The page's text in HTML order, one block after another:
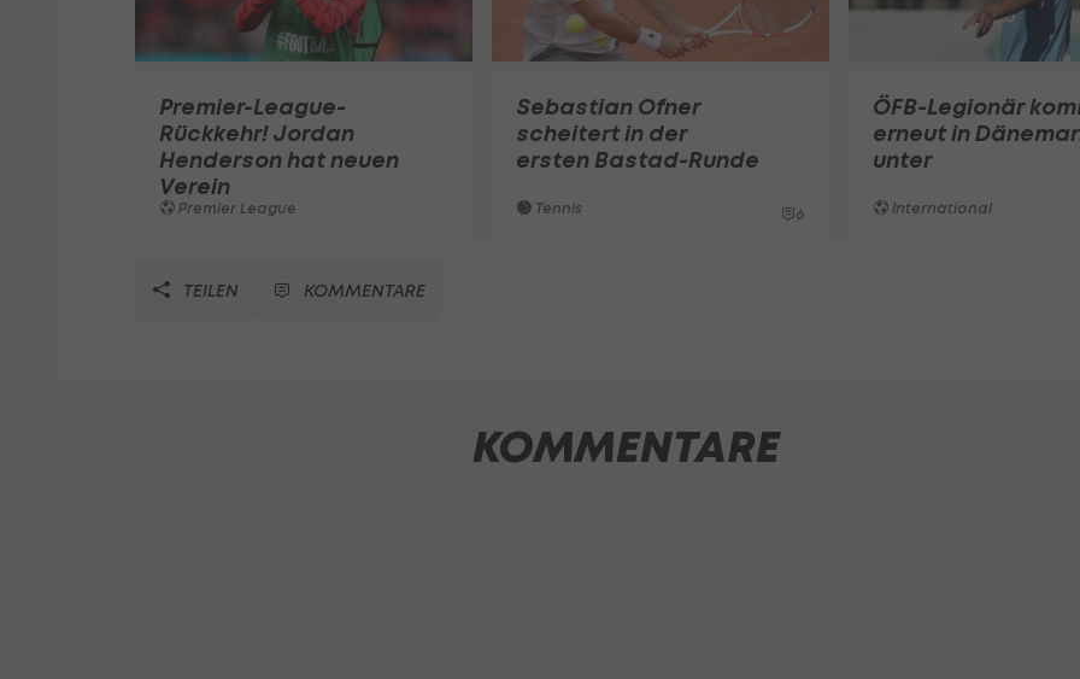
Premier-League-
Rückkehr! Jordan
Henderson hat neuen
Verein
Premier League
Sebastian Ofner
scheitert in der
ersten Bastad-Runde
Tennis 6
ÖFB-Legionär
erneut in
unter
International
TEILEN KOMMENTARE
KOMMENTARE